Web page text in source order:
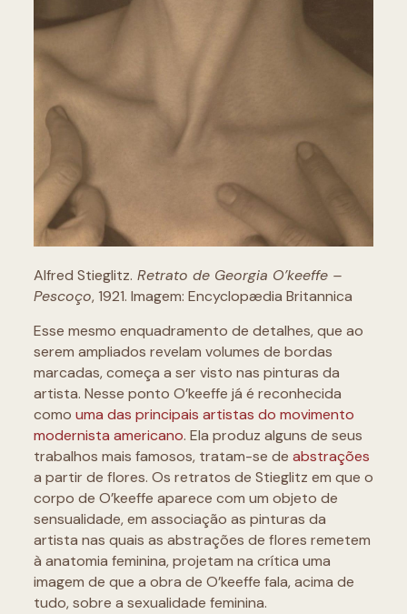
Alfred Stieglitz. Retrato de Georgia O’keeffe –
Pescoço, 1921. Imagem: Encyclopædia Britannica
Esse mesmo enquadramento de detalhes, que ao
serem ampliados revelam volumes de bordas
marcadas, começa a ser visto nas pinturas da
artista. Nesse ponto O’keeffe já é reconhecida
como uma das principais artistas do movimento
modernista americano. Ela produz alguns de seus
trabalhos mais famosos, tratam-se de abstrações
a partir de flores. Os retratos de Stieglitz em que o
corpo de O’keeffe aparece com um objeto de
sensualidade, em associação as pinturas da
artista nas quais as abstrações de flores remetem
à anatomia feminina, projetam na crítica uma
imagem de que a obra de O’keeffe fala, acima de
tudo, sobre a sexualidade feminina.